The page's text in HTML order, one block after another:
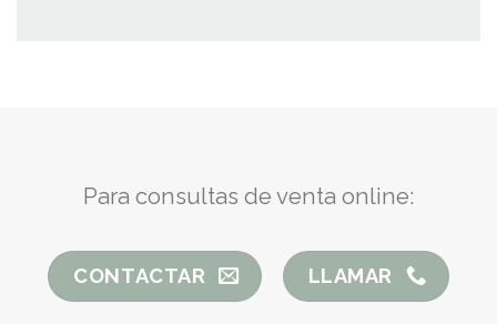
Para consultas de venta online:
CONTACTAR LLAMAR